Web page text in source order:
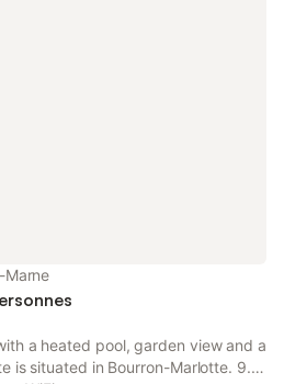
Marne
a heated pool, garden view and a
is situated in Bourron-Marlotte. 9.4